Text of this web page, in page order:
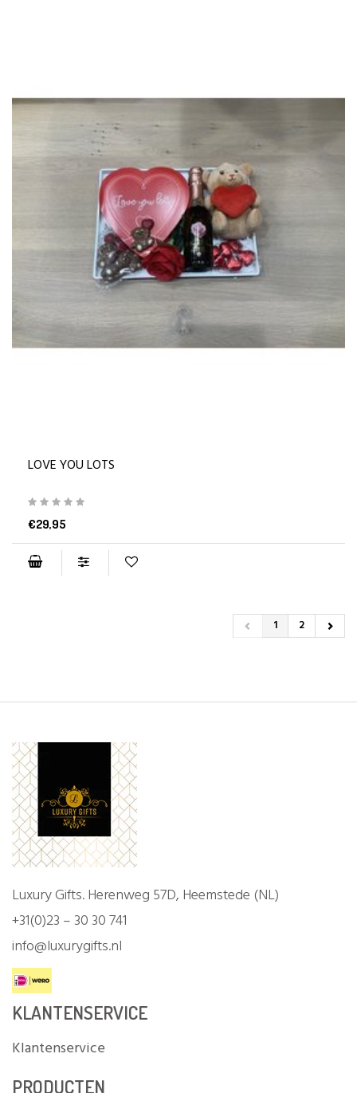
LOVE YOU LOTS
€29,95
1 2
Luxury Gifts. Herenweg 57D, Heemstede (NL)
+31(0)23 – 30 30 741
info@luxurygifts.nl
KLANTENSERVICE
Klantenservice
PRODUCTEN